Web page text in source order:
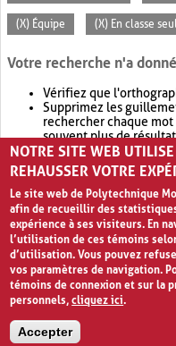
(X) Équipe (X) En classe
Votre recherche n'a
Vérifiez que
Supprimez les
rechercher chaque mot
souvent plus de
Envisagez d'élargir
retournera souvent
NOTRE SITE WEB
REHAUSSER VOTRE
Le site web de Polytechnique
afin de recueillir des
expérience à ses visiteurs. En
l’utilisation de ces témoins
d’utilisation. Vous pouvez
vos paramètres de navigation.
témoins de connexion et sur la
personnels,cliquez ici.
Accepter